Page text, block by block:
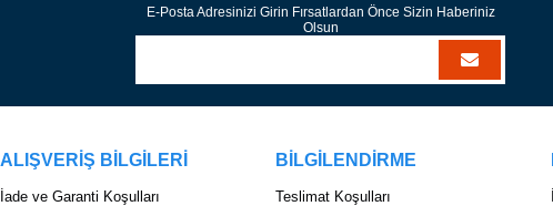
E-Posta Adresinizi Girin Fırsatlardan Önce Sizin Haberiniz
Olsun
ALIŞVERİŞ BİLGİLERİ
İade ve Garanti Koşulları
BİLGİLENDİRME
Teslimat Koşulları